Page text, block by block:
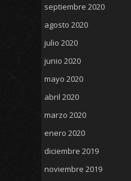
septiembre 2020
agosto 2020
julio 2020
junio 2020
mayo 2020
abril 2020
marzo 2020
enero 2020
diciembre 2019
noviembre 2019